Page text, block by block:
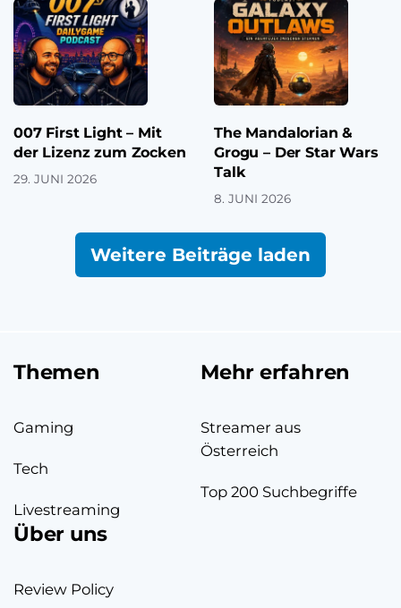
007 First Light – Mit
der Lizenz zum Zocken
29. JUNI 2026
The Mandalorian &
Grogu – Der Star Wars
Talk
8. JUNI 2026
Weitere Beiträge laden
Themen
Gaming
Tech
Livestreaming
Mehr erfahren
Streamer aus
Österreich
Top 200 Suchbegriffe
Über uns
Review Policy